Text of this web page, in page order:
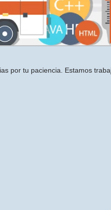
por tu paciencia. Estamos